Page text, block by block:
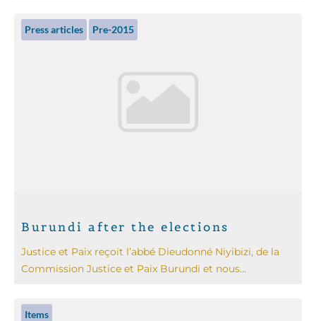
Press articles Pre-2015
Burundi after the elections
Justice et Paix reçoit l’abbé Dieudonné Niyibizi, de la
Commission Justice et Paix Burundi et nous...
Items